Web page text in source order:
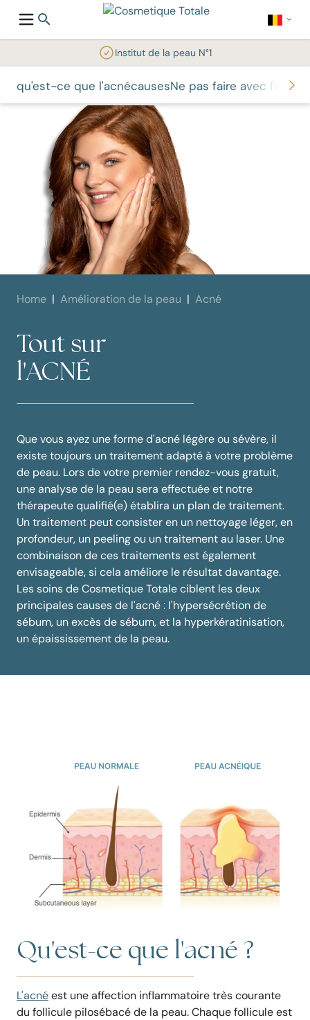
Institut de la peau N°1
Home Amélioration de la peau Acné
Tout sur
l'ACNÉ
Que vous ayez une forme d'acné légère ou sévère, il
existe toujours un traitement adapté à votre problème
de peau. Lors de votre premier rendez-vous gratuit,
une analyse de la peau sera effectuée et notre
thérapeute qualifié(e) établira un plan de traitement.
Un traitement peut consister en un nettoyage léger, en
profondeur, un peeling ou un traitement au laser. Une
combinaison de ces traitements est également
envisageable, si cela améliore le résultat davantage.
Les soins de Cosmetique Totale ciblent les deux
principales causes de l'acné : l'hypersécrétion de
sébum, un excès de sébum, et la hyperkératinisation,
un épaississement de la peau.
qu'est-ce que l'acnécausesNe pas faire avec l'acné
Qu'est-ce que l'acné ?
L'acnéest une affection inflammatoire très courante
du follicule pilosébacé de la peau. Chaque follicule est